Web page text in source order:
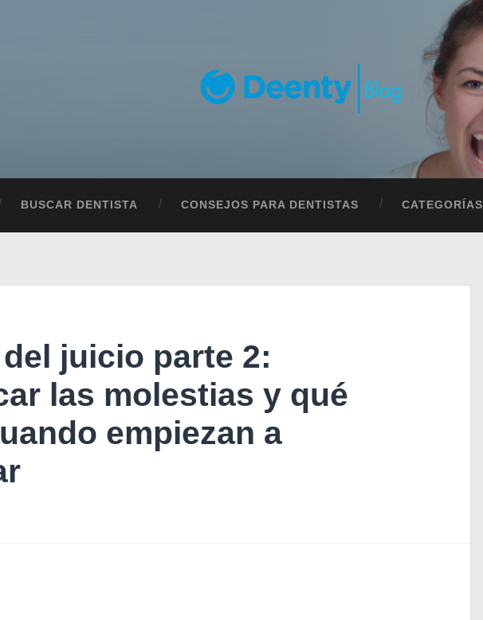
BUSCAR DENTISTA CONSEJOS PARA DENTISTAS CATEGORÍAS
juicio parte 2:
las molestias y qué
empiezan a